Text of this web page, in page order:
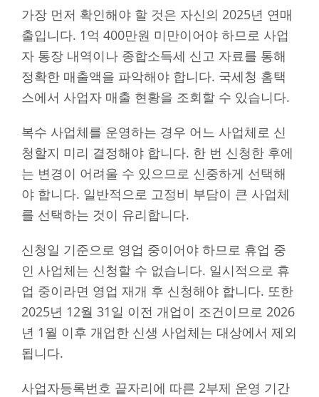
가장 먼저 확인해야 할 것은 자신의 2025년 연매
출입니다. 1억 400만원 미만이어야 하므로 사업
자 통장 내역이나 종합소득세 신고 자료를 통해
정확한 매출액을 파악해야 합니다. 국세청 홈택
스에서 사업자 매출 현황을 조회할 수 있습니다.
복수 사업체를 운영하는 경우 어느 사업체로 신
청할지 미리 결정해야 합니다. 한 번 신청한 후에
는 변경이 어려울 수 있으므로 신중하게 선택해
야 합니다. 일반적으로 고정비 부담이 큰 사업체
를 선택하는 것이 유리합니다.
신청일 기준으로 영업 중이어야 하므로 휴업 중
인 사업체는 신청할 수 없습니다. 일시적으로 휴
업 중이라면 영업 재개 후 신청해야 합니다. 또한
2025년 12월 31일 이전 개업이 조건이므로 2026
년 1월 이후 개업한 신생 사업체는 대상에서 제외
됩니다.
사업자등록번호 끝자리에 따른 2부제 운영 기간